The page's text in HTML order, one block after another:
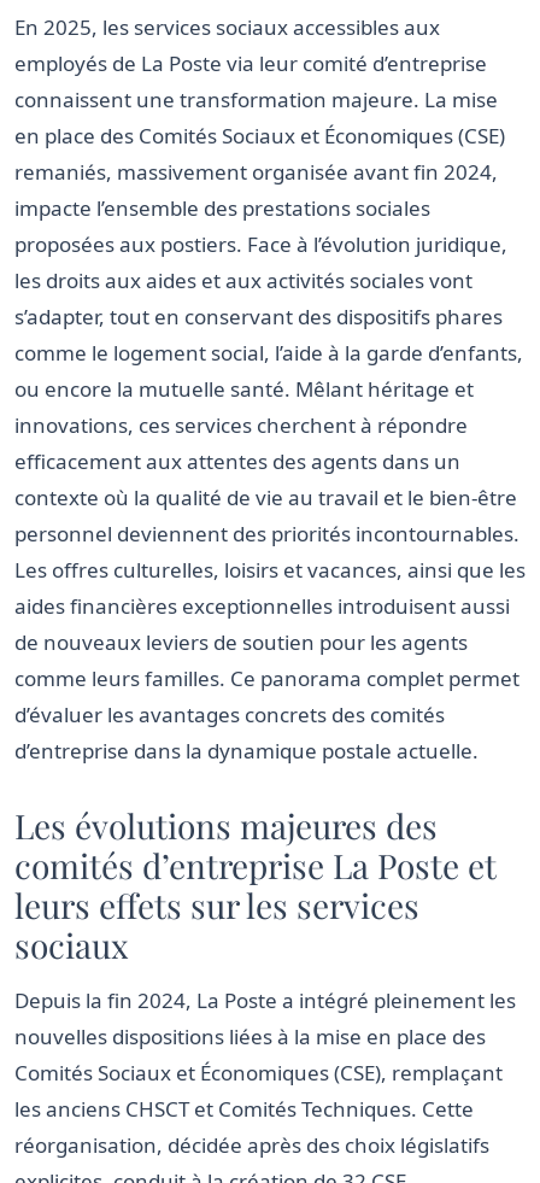
En 2025, les services sociaux accessibles aux
employés de La Poste via leur comité d’entreprise
connaissent une transformation majeure. La mise
en place des Comités Sociaux et Économiques (CSE)
remaniés, massivement organisée avant fin 2024,
impacte l’ensemble des prestations sociales
proposées aux postiers. Face à l’évolution juridique,
les droits aux aides et aux activités sociales vont
s’adapter, tout en conservant des dispositifs phares
comme le logement social, l’aide à la garde d’enfants,
ou encore la mutuelle santé. Mêlant héritage et
innovations, ces services cherchent à répondre
efficacement aux attentes des agents dans un
contexte où la qualité de vie au travail et le bien-être
personnel deviennent des priorités incontournables.
Les offres culturelles, loisirs et vacances, ainsi que les
aides financières exceptionnelles introduisent aussi
de nouveaux leviers de soutien pour les agents
comme leurs familles. Ce panorama complet permet
d’évaluer les avantages concrets des comités
d’entreprise dans la dynamique postale actuelle.
Les évolutions majeures des
comités d’entreprise La Poste et
leurs effets sur les services
sociaux
Depuis la fin 2024, La Poste a intégré pleinement les
nouvelles dispositions liées à la mise en place des
Comités Sociaux et Économiques (CSE), remplaçant
les anciens CHSCT et Comités Techniques. Cette
réorganisation, décidée après des choix législatifs